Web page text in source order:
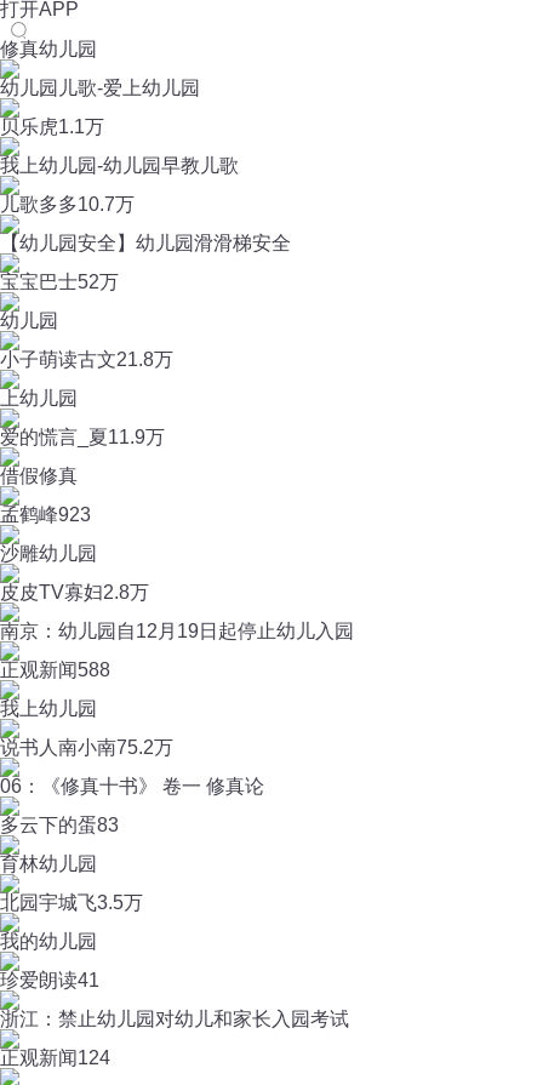
打开APP
修真幼儿园
幼儿园儿歌-爱上幼儿园
贝乐虎1.1万
我上幼儿园-幼儿园早教儿歌
儿歌多多10.7万
【幼儿园安全】幼儿园滑滑梯安全
宝宝巴士52万
幼儿园
小子萌读古文21.8万
上幼儿园
爱的慌言_夏11.9万
借假修真
孟鹤峰923
沙雕幼儿园
皮皮TV寡妇2.8万
南京：幼儿园自12月19日起停止幼儿入园
正观新闻588
我上幼儿园
说书人南小南75.2万
06：《修真十书》 卷一 修真论
多云下的蛋83
育林幼儿园
北园宇城飞3.5万
我的幼儿园
珍爱朗读41
浙江：禁止幼儿园对幼儿和家长入园考试
正观新闻124